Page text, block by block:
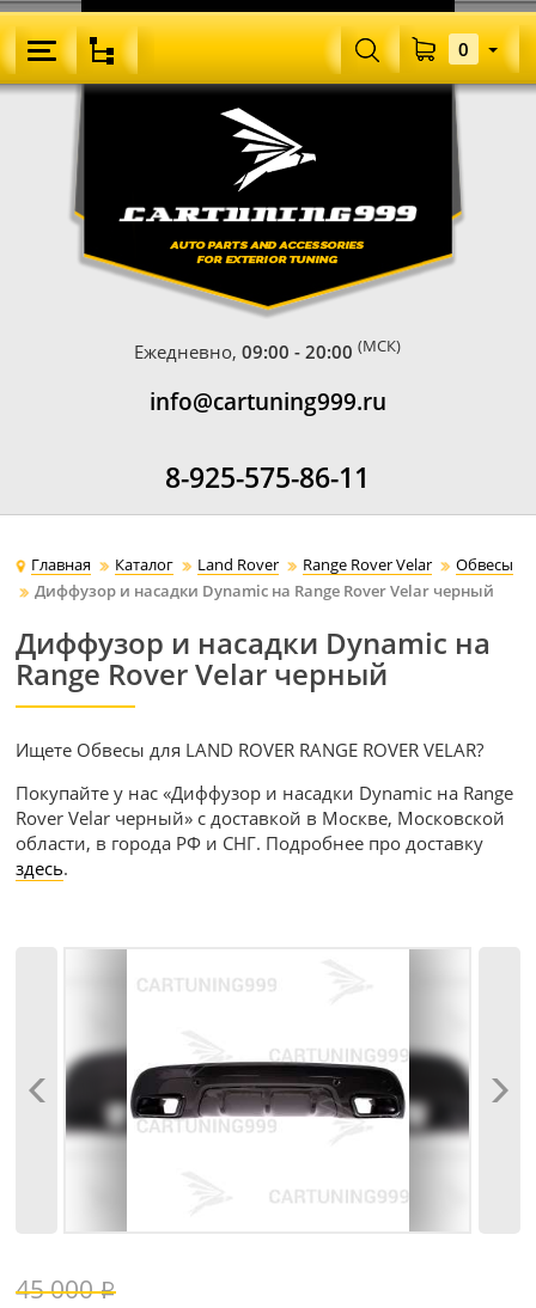
Ежедневно,09:00 - 20:00 (МСК)
info@cartuning999.ru
8-925-575-86-11
0
Главная Каталог Land Rover Range Rover Velar
Обвесы
Диффузор и насадки Dynamic на Range Rover Velar черный
Диффузор и насадки Dynamic на
Range Rover Velar черный
Ищете Обвесы для LAND ROVER RANGE ROVER VELAR?
Покупайте у нас «Диффузор и насадки Dynamic на Range
Rover Velar черный» с доставкой в Москве, Московской
области, в города РФ и СНГ. Подробнее про доставку
здесь.
45 000